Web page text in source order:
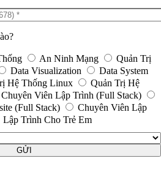
An Ninh Mạng
Quản Trị
Data Visualization
Data System
Hệ Thống Linux
Quản Trị Hệ
Chuyên Viên Lập Trình (Full Stack)
(Full Stack)
Chuyên Viên Lập
Lập Trình Cho Trẻ Em
GỬI